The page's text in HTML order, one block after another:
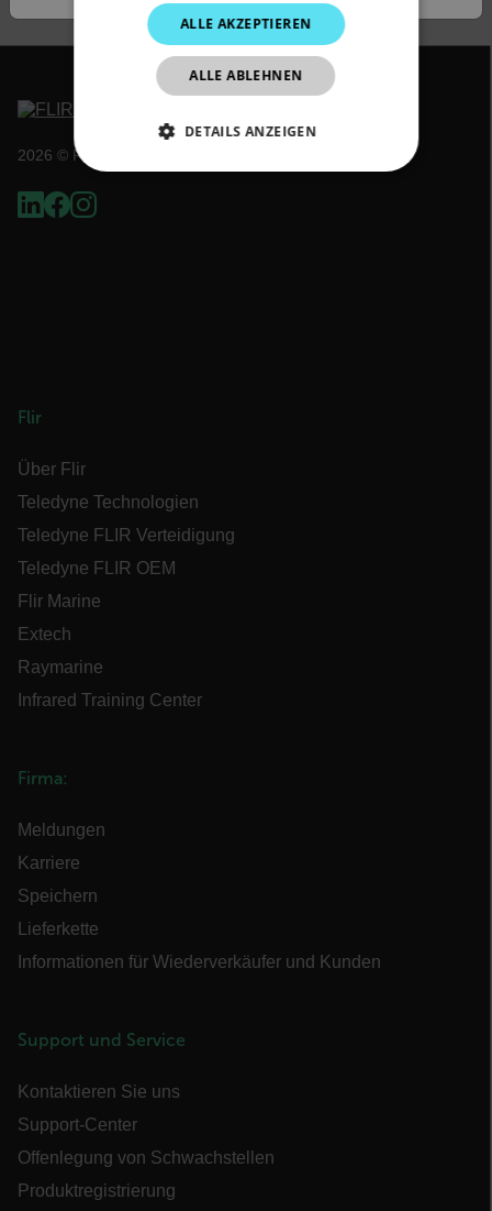
2026 © Flir Alle Rechte vorbehalten.
Flir
Über Flir
Teledyne Technologien
Teledyne FLIR Verteidigung
Teledyne FLIR OEM
Flir Marine
Extech
Raymarine
Infrared Training Center
Firma:
Meldungen
Karriere
Speichern
Lieferkette
Informationen für Wiederverkäufer und Kunden
Support und Service
Kontaktieren Sie uns
Support-Center
Offenlegung von Schwachstellen
Produktregistrierung
CHINESE
ALLE AKZEPTIEREN
ALLE ABLEHNEN
DETAILS ANZEIGEN
Unbedingt erforderliche Cookies ermöglichen
wesentliche Kernfunktionen der Website wie die
Benutzeranmeldung und die Kontoverwaltung.
Ohne die unbedingt erforderlichen Cookies
cart_products_skus
CS_FPC
customizerChangeKey
sf_territory
x-ms-cpim-cache|[-
__epiXSRF